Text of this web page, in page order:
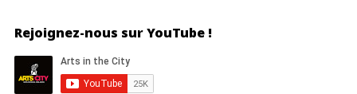
Rejoignez-nous sur YouTube !